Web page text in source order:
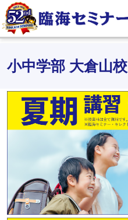
小中学部 大倉山校